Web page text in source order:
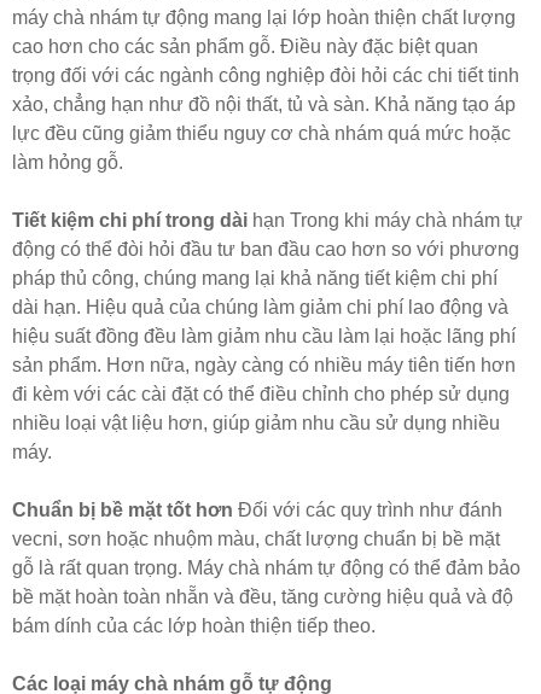
máy chà nhám tự động mang lại lớp hoàn thiện chất lượng
cao hơn cho các sản phẩm gỗ. Điều này đặc biệt quan
trọng đối với các ngành công nghiệp đòi hỏi các chi tiết tinh
xảo, chẳng hạn như đồ nội thất, tủ và sàn. Khả năng tạo áp
lực đều cũng giảm thiểu nguy cơ chà nhám quá mức hoặc
làm hỏng gỗ.
Tiết kiệm chi phí trong dài hạn Trong khi máy chà nhám tự
động có thể đòi hỏi đầu tư ban đầu cao hơn so với phương
pháp thủ công, chúng mang lại khả năng tiết kiệm chi phí
dài hạn. Hiệu quả của chúng làm giảm chi phí lao động và
hiệu suất đồng đều làm giảm nhu cầu làm lại hoặc lãng phí
sản phẩm. Hơn nữa, ngày càng có nhiều máy tiên tiến hơn
đi kèm với các cài đặt có thể điều chỉnh cho phép sử dụng
nhiều loại vật liệu hơn, giúp giảm nhu cầu sử dụng nhiều
máy.
Chuẩn bị bề mặt tốt hơn Đối với các quy trình như đánh
vecni, sơn hoặc nhuộm màu, chất lượng chuẩn bị bề mặt
gỗ là rất quan trọng. Máy chà nhám tự động có thể đảm bảo
bề mặt hoàn toàn nhẵn và đều, tăng cường hiệu quả và độ
bám dính của các lớp hoàn thiện tiếp theo.
Các loại máy chà nhám gỗ tự động